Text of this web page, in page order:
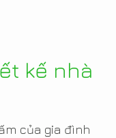
kế nhà
của gia đình